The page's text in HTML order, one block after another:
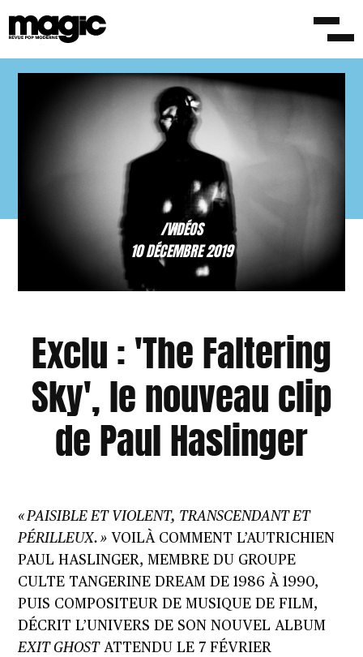
/VIDÉOS
10 DÉCEMBRE 2019
Exclu : 'The Faltering
Sky', le nouveau clip
de Paul Haslinger
« PAISIBLE ET VIOLENT, TRANSCENDANT ET
PÉRILLEUX. » VOILÀ COMMENT L’AUTRICHIEN
PAUL HASLINGER, MEMBRE DU GROUPE
CULTE TANGERINE DREAM DE 1986 À 1990,
PUIS COMPOSITEUR DE MUSIQUE DE FILM,
DÉCRIT L’UNIVERS DE SONNOUVEL ALBUM
EXIT GHOSTATTENDU LE 7 FÉVRIER